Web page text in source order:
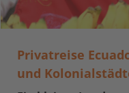
Privatreise
und